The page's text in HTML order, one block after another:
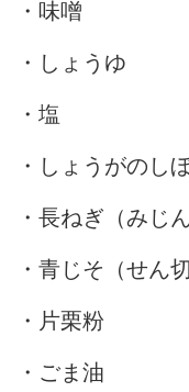
・味噌
・しょうゆ
・塩
・しょうがのし
・長ねぎ（みじ
・青じそ（せん
・片栗粉
・ごま油